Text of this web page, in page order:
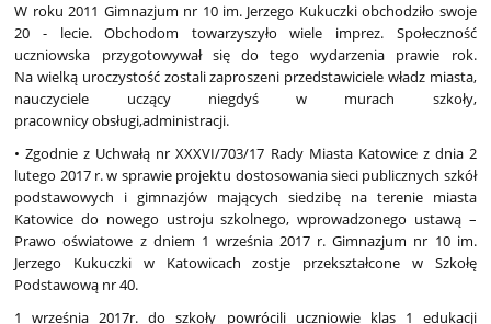
W roku 2011 Gimnazjum nr 10 im. Jerzego Kukuczki obchodziło swoje
20 - lecie. Obchodom towarzyszyło wiele imprez. Społeczność
uczniowska przygotowywał się do tego wydarzenia prawie rok.
Na wielką uroczystość zostali zaproszeni przedstawiciele władz miasta,
nauczyciele uczący niegdyś w murach szkoły,
pracownicy obsługi,administracji.
• Zgodnie z Uchwałą nr XXXVI/703/17 Rady Miasta Katowice z dnia 2
lutego 2017 r. w sprawie projektu dostosowania sieci publicznych szkół
podstawowych i gimnazjów mających siedzibę na terenie miasta
Katowice do nowego ustroju szkolnego, wprowadzonego ustawą –
Prawo oświatowe z dniem 1 września 2017 r. Gimnazjum nr 10 im.
Jerzego Kukuczki w Katowicach zostje przekształcone w Szkołę
Podstawową nr 40.
1 września 2017r. do szkoły powrócili uczniowie klas 1 edukacji